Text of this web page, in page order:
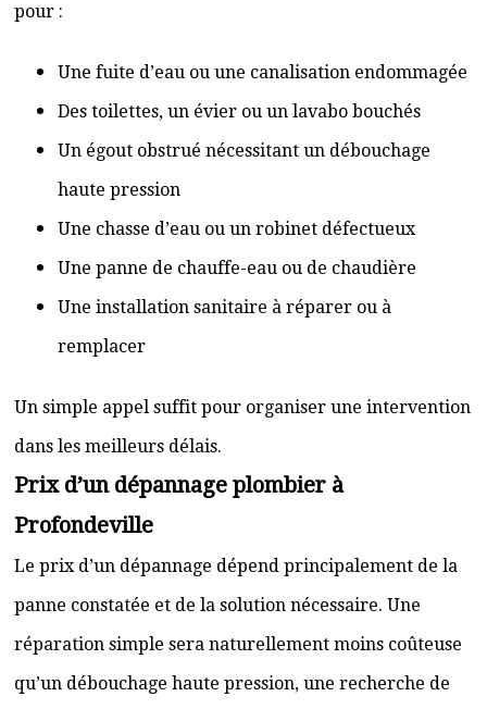
pour :
Une fuite d’eau ou une canalisation endommagée
Des toilettes, un évier ou un lavabo bouchés
Un égout obstrué nécessitant un débouchage
haute pression
Une chasse d’eau ou un robinet défectueux
Une panne de chauffe-eau ou de chaudière
Une installation sanitaire à réparer ou à
remplacer
Un simple appel suffit pour organiser une intervention
dans les meilleurs délais.
Prix d’un dépannage plombier à
Profondeville
Le prix d’un dépannage dépend principalement de la
panne constatée et de la solution nécessaire. Une
réparation simple sera naturellement moins coûteuse
qu’un débouchage haute pression, une recherche de